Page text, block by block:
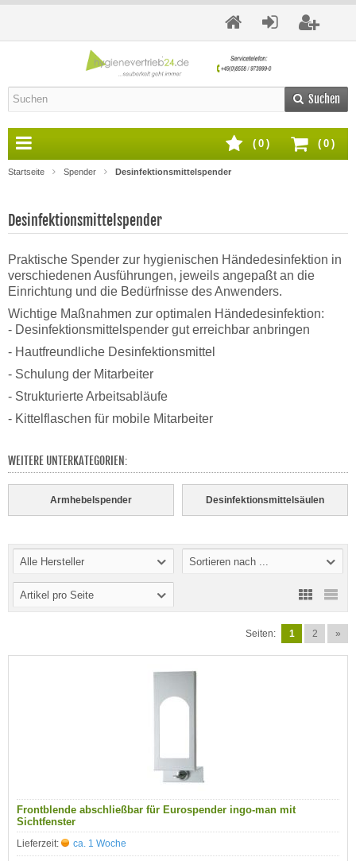
Suchen
( 0 )
( 0 )
Startseite Spender Desinfektionsmittelspender
Desinfektionsmittelspender
Praktische Spender zur hygienischen Händedesinfektion in
verschiedenen Ausführungen, jeweils angepaßt an die
Einrichtung und die Bedürfnisse des Anwenders.
Wichtige Maßnahmen zur optimalen Händedesinfektion:
- Desinfektionsmittelspender gut erreichbar anbringen
- Hautfreundliche Desinfektionsmittel
- Schulung der Mitarbeiter
- Strukturierte Arbeitsabläufe
- Kittelflaschen für mobile Mitarbeiter
WEITERE UNTERKATEGORIEN:
Armhebelspender Desinfektionsmittelsäulen
Alle Hersteller Sortieren nach ...
Artikel pro Seite
Seiten: 1 2 »
Frontblende abschließbar für Eurospender ingo-man mit
Sichtfenster
Lieferzeit: ca. 1 Woche